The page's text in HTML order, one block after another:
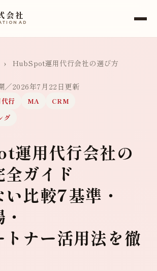
会社
AD
› HubSpot運用代行会社の選び方
／2026年7月22日更新
行 MA
CRM
グ
運用代行会社の
ガイド
比較7基準・
トナー活用法を徹